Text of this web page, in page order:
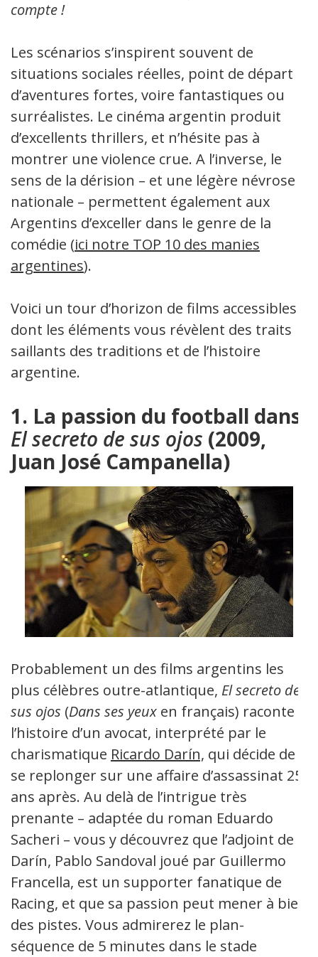
compte !
Les scénarios s’inspirent souvent de
situations sociales réelles, point de départ
d’aventures fortes, voire fantastiques ou
surréalistes. Le cinéma argentin produit
d’excellents thrillers, et n’hésite pas à
montrer une violence crue. A l’inverse, le
sens de la dérision – et une légère névrose
nationale – permettent également aux
Argentins d’exceller dans le genre de la
comédie (ici notre TOP 10 des manies
argentines).
Voici un tour d’horizon de films accessibles
dont les éléments vous révèlent des traits
saillants des traditions et de l’histoire
argentine.
1. La passion du football dans
El secreto de sus ojos (2009,
Juan José Campanella)
Probablement un des films argentins les
plus célèbres outre-atlantique, El secreto de
sus ojos (Dans ses yeux en français) raconte
l’histoire d’un avocat, interprété par le
charismatique Ricardo Darín, qui décide de
se replonger sur une affaire d’assassinat 25
ans après. Au delà de l’intrigue très
prenante – adaptée du roman Eduardo
Sacheri – vous y découvrez que l’adjoint de
Darín, Pablo Sandoval joué par Guillermo
Francella, est un supporter fanatique de
Racing, et que sa passion peut mener à bien
des pistes. Vous admirerez le plan-
séquence de 5 minutes dans le stade